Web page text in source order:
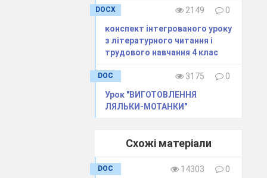
DOCX 2149
0
конспект інтегрованого уроку
з літературного читання і
трудового навчання 4 клас
DOC 3175
0
Урок "ВИГОТОВЛЕННЯ
ЛЯЛЬКИ-МОТАНКИ"
Схожі матеріали
DOC 14303
0